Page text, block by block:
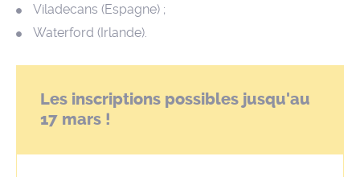
Viladecans (Espagne) ;
Waterford (Irlande).
Les inscriptions possibles jusqu'au
17 mars !